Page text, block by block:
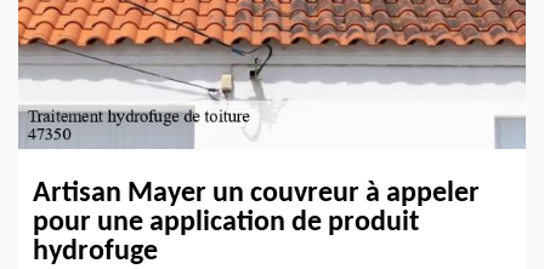
Artisan Mayer un couvreur à appeler
pour une application de produit
hydrofuge